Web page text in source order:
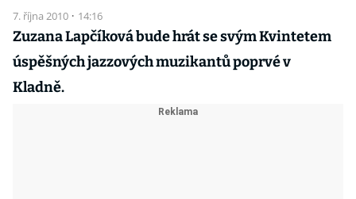
7. října 2010 · 14:16
Zuzana Lapčíková bude hrát se svým Kvintetem
úspěšných jazzových muzikantů poprvé v
Kladně.